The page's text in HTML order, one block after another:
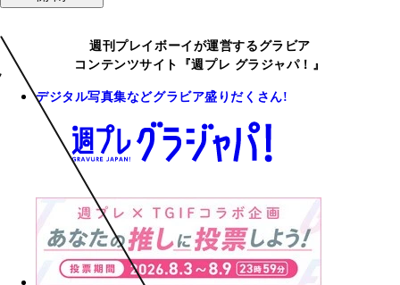
週刊プレイボーイが運営するグラビア
コンテンツサイト『週プレ グラジャパ！』
デジタル写真集などグラビア盛りだくさん!